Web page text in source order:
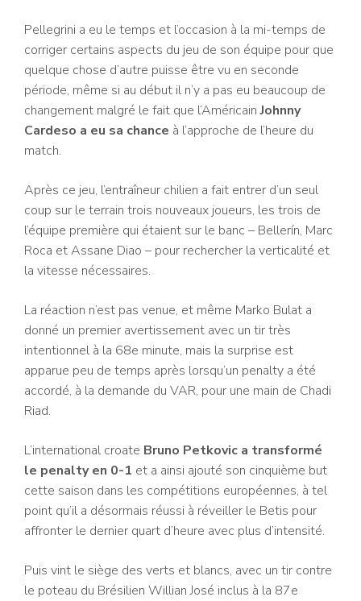
Pellegrini a eu le temps et l’occasion à la mi-temps de
corriger certains aspects du jeu de son équipe pour que
quelque chose d’autre puisse être vu en seconde
période, même si au début il n’y a pas eu beaucoup de
changement malgré le fait que l’AméricainJohnny
Cardeso a eu sa chance à l’approche de l’heure du
match.
Après ce jeu, l’entraîneur chilien a fait entrer d’un seul
coup sur le terrain trois nouveaux joueurs, les trois de
l’équipe première qui étaient sur le banc – Bellerín, Marc
Roca et Assane Diao – pour rechercher la verticalité et
la vitesse nécessaires.
La réaction n’est pas venue, et même Marko Bulat a
donné un premier avertissement avec un tir très
intentionnel à la 68e minute, mais la surprise est
apparue peu de temps après lorsqu’un penalty a été
accordé, à la demande du VAR, pour une main de Chadi
Riad.
L’international croate Bruno Petkovic a transformé
le penalty en 0-1 et a ainsi ajouté son cinquième but
cette saison dans les compétitions européennes, à tel
point qu’il a désormais réussi à réveiller le Betis pour
affronter le dernier quart d’heure avec plus d’intensité.
Puis vint le siège des verts et blancs, avec un tir contre
le poteau du Brésilien Willian José inclus à la 87e